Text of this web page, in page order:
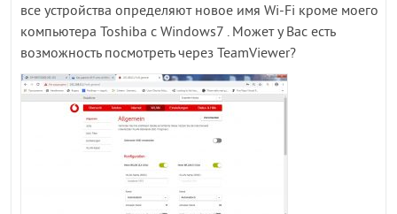
все устройства определяют новое имя Wi-Fi кроме моего
компьютера Toshiba c Windows7 . Может у Вас есть
возможность посмотреть через TeamViewer?